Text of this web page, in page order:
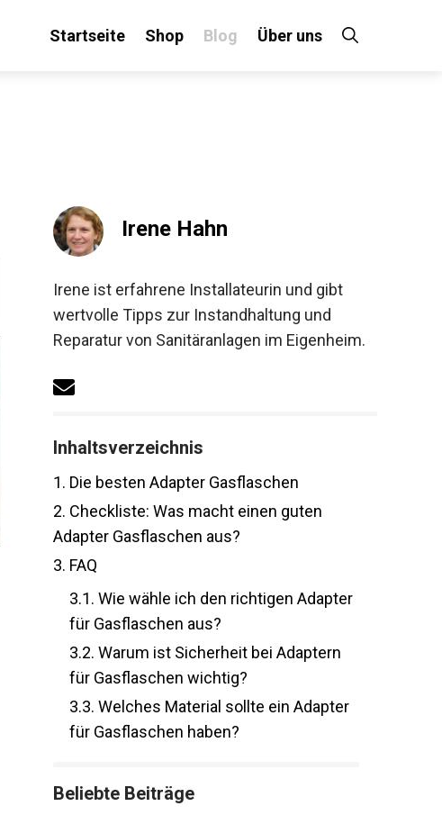
Startseite Shop Blog Über uns
Irene Hahn
Irene ist erfahrene Installateurin und gibt
wertvolle Tipps zur Instandhaltung und
Reparatur von Sanitäranlagen im Eigenheim.
Inhaltsverzeichnis
1. Die besten Adapter Gasflaschen
2. Checkliste: Was macht einen guten
Adapter Gasflaschen aus?
3. FAQ
3.1. Wie wähle ich den richtigen Adapter
für Gasflaschen aus?
3.2. Warum ist Sicherheit bei Adaptern
für Gasflaschen wichtig?
3.3. Welches Material sollte ein Adapter
für Gasflaschen haben?
Beliebte Beiträge